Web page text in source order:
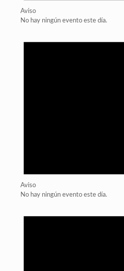
Aviso
No hay ningún evento este día.
Aviso
No hay ningún evento este día.